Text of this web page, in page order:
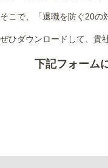
そこで、「退職を防ぐ20の
ぜひダウンロードして、貴
下記フォーム